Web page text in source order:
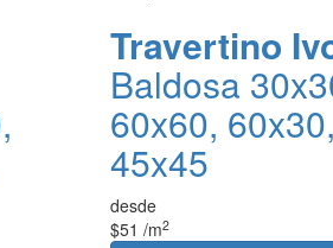
Travertino
Baldosa
60x60, 60x30,
45x45
desde
$51 /m2